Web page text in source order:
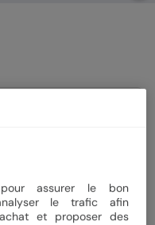
assurer le bon
le trafic afin
et proposer des